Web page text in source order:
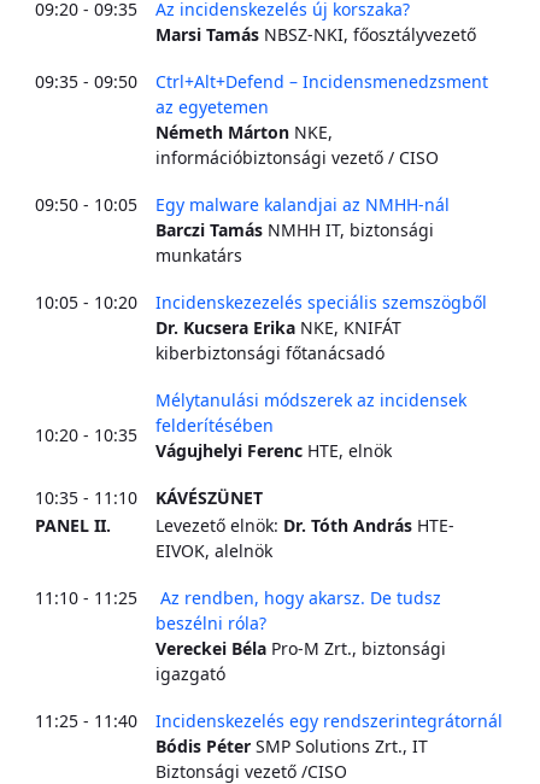
09:20 - 09:35
Az incidenskezelés új korszaka?
Marsi Tamás NBSZ-NKI, főosztályvezető
09:35 - 09:50
Ctrl+Alt+Defend – Incidensmenedzsment
az egyetemen
Németh Márton NKE,
információbiztonsági vezető / CISO
09:50 - 10:05
Egy malware kalandjai az NMHH-nál
Barczi Tamás NMHH IT, biztonsági
munkatárs
10:05 - 10:20
Incidenskezezelés speciális szemszögből
Dr. Kucsera Erika NKE, KNIFÁT
kiberbiztonsági főtanácsadó
10:20 - 10:35
Mélytanulási módszerek az incidensek
felderítésében
Vágujhelyi Ferenc HTE, elnök
10:35 - 11:10
KÁVÉSZÜNET
PANEL II.
Levezető elnök: Dr. Tóth András HTE-
EIVOK, alelnök
11:10 - 11:25
Az rendben, hogy akarsz. De tudsz
beszélni róla?
Vereckei Béla Pro-M Zrt., biztonsági
igazgató
11:25 - 11:40
Incidenskezelés egy rendszerintegrátornál
Bódis Péter SMP Solutions Zrt., IT
Biztonsági vezető /CISO